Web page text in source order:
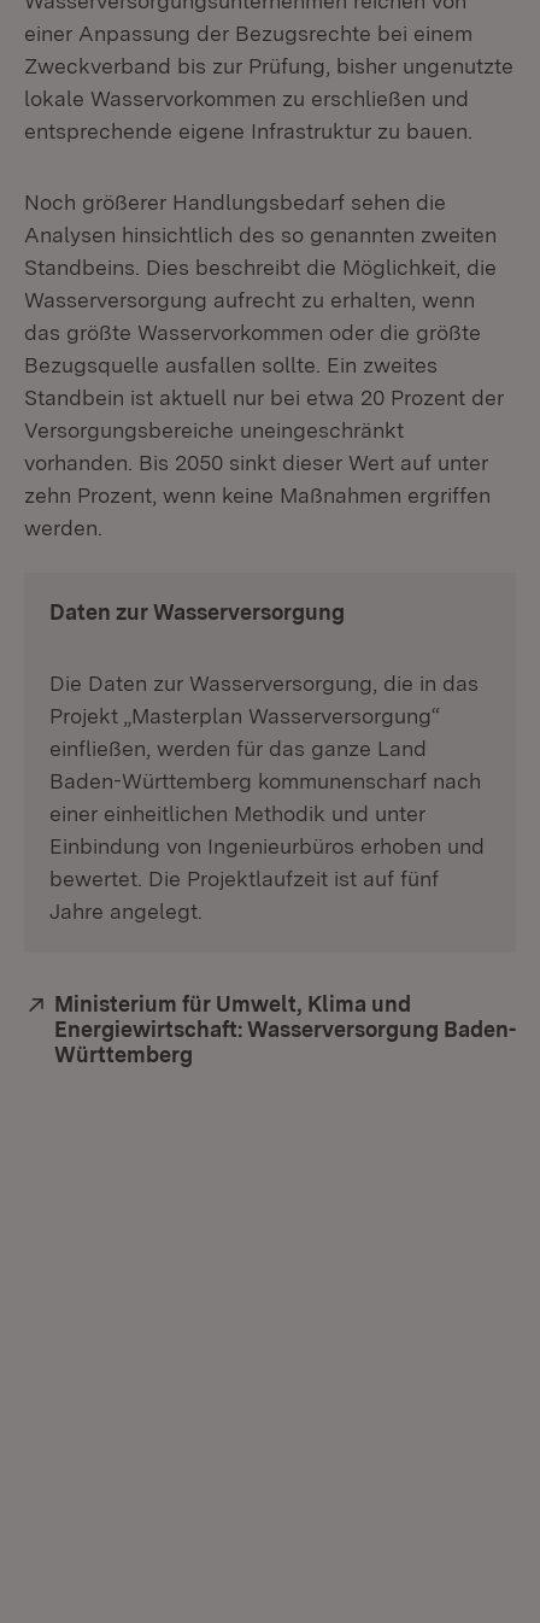
einer Anpassung der Bezugsrechte bei einem
Zweckverband bis zur Prüfung, bisher ungenutzte
lokale Wasservorkommen zu erschließen und
entsprechende eigene Infrastruktur zu bauen.
Noch größerer Handlungsbedarf sehen die
Analysen hinsichtlich des so genannten zweiten
Standbeins. Dies beschreibt die Möglichkeit, die
Wasserversorgung aufrecht zu erhalten, wenn
das größte Wasservorkommen oder die größte
Bezugsquelle ausfallen sollte. Ein zweites
Standbein ist aktuell nur bei etwa 20 Prozent der
Versorgungsbereiche uneingeschränkt
vorhanden. Bis 2050 sinkt dieser Wert auf unter
zehn Prozent, wenn keine Maßnahmen ergriffen
werden.
Daten zur Wasserversorgung
Die Daten zur Wasserversorgung, die in das
Projekt „Masterplan Wasserversorgung“
einfließen, werden für das ganze Land
Baden-Württemberg kommunenscharf nach
einer einheitlichen Methodik und unter
Einbindung von Ingenieurbüros erhoben und
bewertet. Die Projektlaufzeit ist auf fünf
Jahre angelegt.
Extern:
Ministerium für Umwelt, Klima und
Energiewirtschaft: Wasserversorgung Baden-
Württemberg